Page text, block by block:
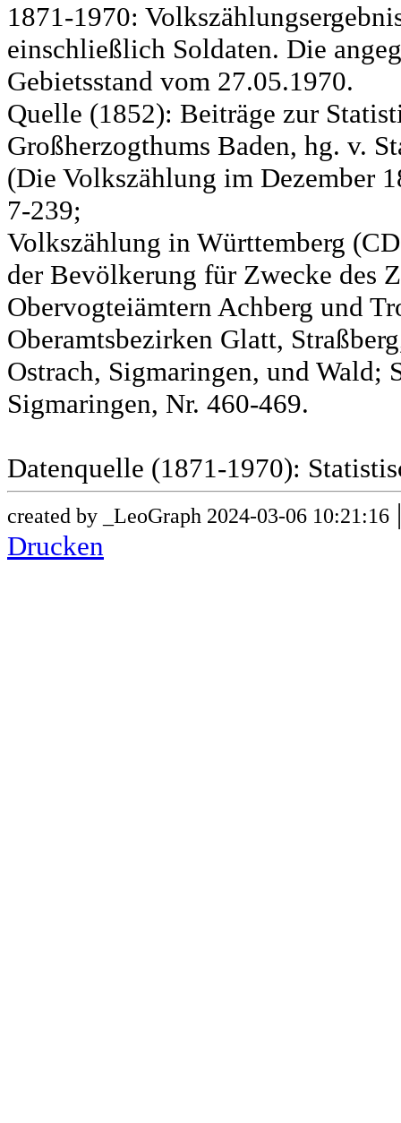
1871-1970:
einschließlich Soldaten. Die
Gebietsstand vom 27.05.1970.
Quelle (1852): Beiträge zur
Großherzogthums Baden, hg. v.
(Die Volkszählung im Dezember
7-239;
Volkszählung in Württemberg
der Bevölkerung für Zwecke des
Obervogteiämtern Achberg und
Oberamtsbezirken Glatt,
Ostrach, Sigmaringen, und Wald;
Sigmaringen, Nr. 460-469.
Datenquelle (1871-1970):
created by _LeoGraph 2024-03-06 10:21:16
Drucken